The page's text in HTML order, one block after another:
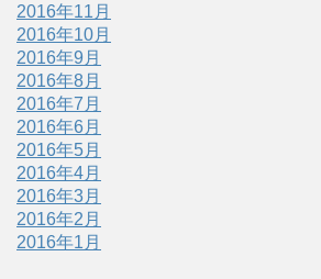
2016年11月
2016年10月
2016年9月
2016年8月
2016年7月
2016年6月
2016年5月
2016年4月
2016年3月
2016年2月
2016年1月